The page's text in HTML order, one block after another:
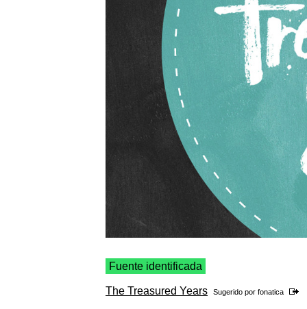
Fuente identificada
The Treasured Years Sugerido por fonatica